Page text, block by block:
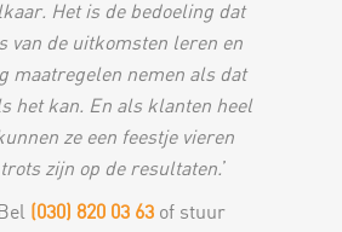
Het is de bedoeling dat
van de uitkomsten leren en
maatregelen nemen als dat
het kan. En als klanten heel
ze een feestje vieren
zijn op de resultaten.’
(030) 820 03 63 of stuur